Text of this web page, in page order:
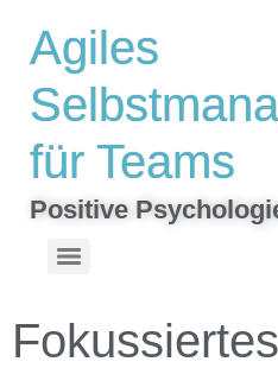
springen
Agiles
für Teams
Positive